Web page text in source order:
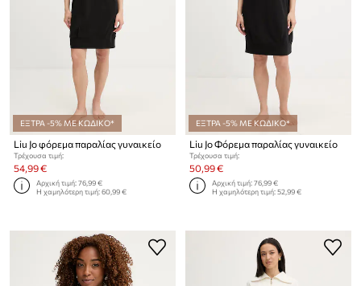
ΕΞΤΡΑ -5% ΜΕ ΚΩΔΙΚΟ*
Liu Jo φόρεμα παραλίας γυναικείο
Τρέχουσα τιμή:
54,99 €
Αρχική τιμή:76,99 €
Η χαμηλότερη τιμή:60,99 €
ΕΞΤΡΑ -5% ΜΕ ΚΩΔΙΚΟ*
Liu Jo Φόρεμα παραλίας γυναικείο
Τρέχουσα τιμή:
50,99 €
Αρχική τιμή:76,99 €
Η χαμηλότερη τιμή:52,99 €